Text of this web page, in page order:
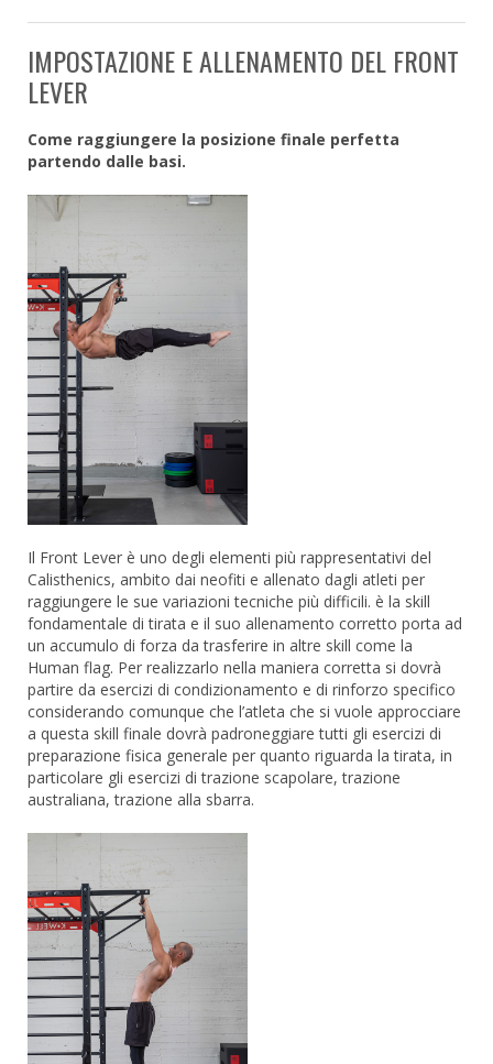
IMPOSTAZIONE E ALLENAMENTO DEL FRONT
LEVER
Come raggiungere la posizione finale perfetta
partendo dalle basi.
Il Front Lever è uno degli elementi più rappresentativi del
Calisthenics, ambito dai neofiti e allenato dagli atleti per
raggiungere le sue variazioni tecniche più difficili. è la skill
fondamentale di tirata e il suo allenamento corretto porta ad
un accumulo di forza da trasferire in altre skill come la
Human flag. Per realizzarlo nella maniera corretta si dovrà
partire da esercizi di condizionamento e di rinforzo specifico
considerando comunque che l’atleta che si vuole approcciare
a questa skill finale dovrà padroneggiare tutti gli esercizi di
preparazione fisica generale per quanto riguarda la tirata, in
particolare gli esercizi di trazione scapolare, trazione
australiana, trazione alla sbarra.